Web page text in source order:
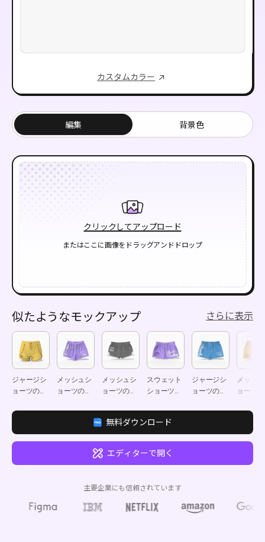
カスタムカラー
クリックしてアップロード
またはここに画像をドラッグアンドドロップ
編集 背景色
似たようなモックアップ さらに表示
ジャージシ
ョーツのモ
メッシュシ
ョーツのモ
メッシュシ
ョーツのモ
スウェット
ショーツの
プ
ジャージシ
ョーツのモ
メッシ
ョーツ
無料ダウンロード
エディターで開く
主要企業にも信頼されています